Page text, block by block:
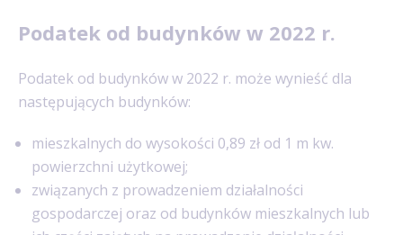
Podatek od budynków w 2022 r.
Podatek od budynków w 2022 r. może wynieść dla
następujących budynków:
mieszkalnych do wysokości 0,89 zł od 1 m kw.
powierzchni użytkowej;
związanych z prowadzeniem działalności
gospodarczej oraz od budynków mieszkalnych lub